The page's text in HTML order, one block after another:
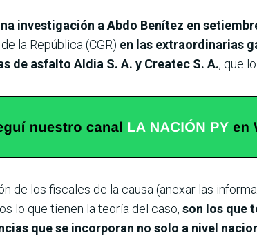
investigación a Abdo Benítez en
la República (CGR) en las extraordinarias
de asfalto Aldia S. A. y Createc S. A., que
de los fiscales de la causa (anexar las
lo que tienen la teoría del caso, son los que
que se incorporan no solo a nivel